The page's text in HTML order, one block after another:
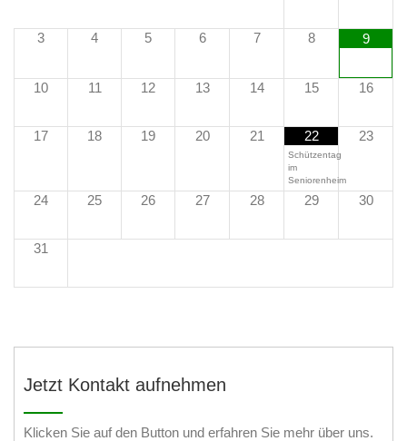
3 4 5 6 7 8 9
10 11 12 13 14 15 16
17 18 19 20 21 22
Schützentag
im
Seniorenheim
23
24 25 26 27 28 29 30
31
Jetzt Kontakt aufnehmen
Klicken Sie auf den Button und erfahren Sie mehr über uns.